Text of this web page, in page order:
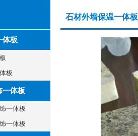
体板
板
一体板
一体板
一体板
石材外墙保温一体板